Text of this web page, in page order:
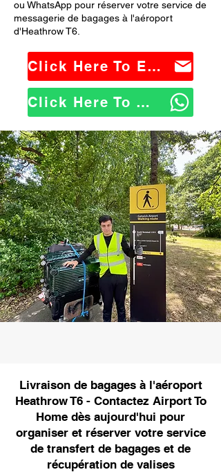
ou WhatsApp pour réserver votre service de
messagerie de bagages à l'aéroport
d'Heathrow T6.
Click Here To Email Us
Click Here To WhatsApp Us
Livraison de bagages à l'aéroport
Heathrow T6 - Contactez Airport To
Home dès aujourd'hui pour
organiser et réserver votre service
de transfert de bagages et de
récupération de valises